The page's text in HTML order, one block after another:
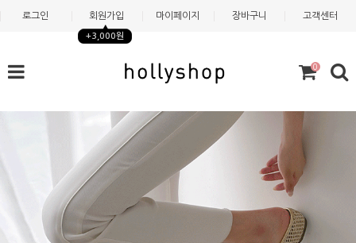
로그인 회원가입
+3,000원
마이페이지 장바구니 고객센터
0